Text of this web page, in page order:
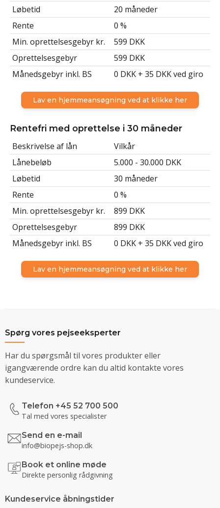
Løbetid
20 måneder
Rente
0 %
Min. oprettelsesgebyr kr.
599 DKK
Oprettelsesgebyr
599 DKK
Månedsgebyr inkl. BS
0 DKK + 35 DKK ved giro
Lav en hjemmeansøgning ved at klikke her
Rentefri med oprettelse i 30 måneder
Beskrivelse af lån
Vilkår
Lånebeløb
5.000 - 30.000 DKK
Løbetid
30 måneder
Rente
0 %
Min. oprettelsesgebyr kr.
899 DKK
Oprettelsesgebyr
899 DKK
Månedsgebyr inkl. BS
0 DKK + 35 DKK ved giro
Lav en hjemmeansøgning ved at klikke her
Spørg vores pejseeksperter
Har du spørgsmål til vores produkter eller
igangværende ordre kan du altid kontakte vores
kundeservice.
Telefon +45 52 700 500
Tal med vores specialister
Send en e-mail
info@biopejs-shop.dk
Book et online møde
Direkte personlig rådgivning
Kundeservice åbningstider